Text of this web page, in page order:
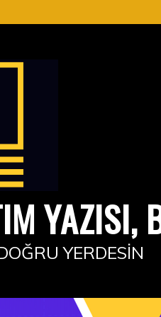
YAZISI,
YERDESIN